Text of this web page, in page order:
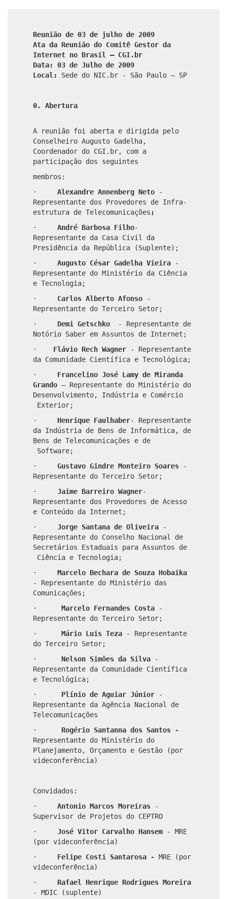
Reunião de 03 de julho de 2009
Ata da Reunião do Comitê Gestor da
Internet no Brasil – CGI.br
Data: 03 de Julho de 2009
Local:
Sede do NIC.br - São Paulo – SP
0. Abertura
A reunião foi aberta e dirigida pelo
Conselheiro Augusto Gadelha,
Coordenador do CGI.br, com a
participação dos seguintes
membros:
·
Alexandre Annenberg Neto
-
Representante dos Provedores de Infra-
estrutura de Telecomunicações ;
·
André Barbosa Filho-
Representante da Casa Civil da
Presidência da República (Suplente);
·
Augusto César Gadelha Vieira
-
Representante do Ministério da Ciência
e Tecnologia;
·
Carlos Alberto Afonso
-
Representante do Terceiro Setor;
·
Demi Getschko
- Representante de
Notório Saber em Assuntos de Internet;
·
Flávio Rech Wagner
- Representante
da Comunidade Científica e Tecnológica;
·
Francelino José Lamy de Miranda
Grando – Representante do Ministério do
Desenvolvimento, Indústria e Comércio
Exterior;
·
Henrique Faulhaber- Representante
da Indústria de Bens de Informática, de
Bens de Telecomunicações e de
Software;
·
Gustavo Gindre Monteiro Soares
-
Representante do Terceiro Setor;
·
Jaime Barreiro Wagner-
Representante dos Provedores de Acesso
e Conteúdo da Internet;
·
Jorge Santana de Oliveira
-
Representante do Conselho Nacional de
Secretários Estaduais para Assuntos de
Ciência e Tecnologia;
·
Marcelo Bechara de Souza Hobaika
- Representante do Ministério das
Comunicações;
·
Marcelo Fernandes Costa
-
Representante do Terceiro Setor;
·
Mário Luis Teza
- Representante
do Terceiro Setor;
·
Nelson Simões da Silva
-
Representante da Comunidade Científica
e Tecnológica;
·
Plínio de Aguiar Júnior
-
Representante da Agência Nacional de
Telecomunicações
·
Rogério Santanna dos Santos -
Representante do Ministério do
Planejamento, Orçamento e Gestão (por
videconferência)
Convidados:
·
Antonio Marcos Moreiras
-
Supervisor de Projetos do CEPTRO
·
José Vitor Carvalho Hansem
- MRE
(por videconferência)
·
Felipe Costi Santarosa - MRE (por
videconferência)
·
Rafael Henrique Rodrigues Moreira
- MDIC (suplente)